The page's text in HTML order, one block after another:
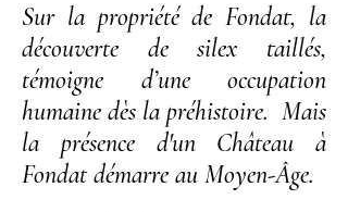
Sur la propriété de Fondat, la
découverte de silex taillés,
témoigne d’une occupation
humaine dès la préhistoire. Mais
la présence d'un Château à
Fondat démarre au Moyen-Âge.